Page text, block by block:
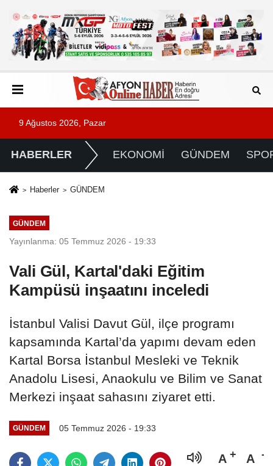
9 Ağustos 2026, Pazar
HABERLER EKONOMİ GÜNDEM
Haberler GÜNDEM
GÜNDEM
Yayınlanma: 05 Temmuz 2026 - 19:33
Vali Gül, Kartal'daki Eğitim
Kampüsü inşaatını inceledi
İstanbul Valisi Davut Gül, ilçe programı
kapsamında Kartal’da yapımı devam eden
Kartal Borsa İstanbul Mesleki ve Teknik
Anadolu Lisesi, Anaokulu ve Bilim ve Sanat
Merkezi inşaat sahasını ziyaret etti.
GÜNDEM 05 Temmuz 2026 - 19:33
A A